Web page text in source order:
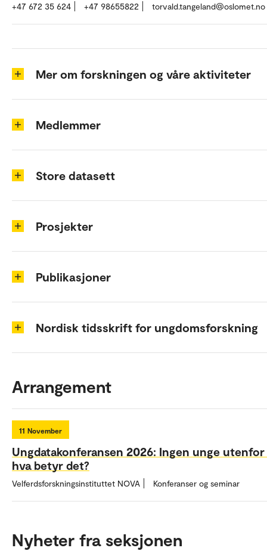
+47 672 35 624 +47 98655822 torvald.tangeland@oslomet.no
Mer om forskningen og våre aktiviteter
Medlemmer
Store datasett
Prosjekter
Publikasjoner
Nordisk tidsskrift for ungdomsforskning
Arrangement
11 November
Ungdatakonferansen 2026: Ingen unge utenfor
hva betyr det?
Velferdsforskningsinstituttet NOVA Konferanser og seminar
Nyheter fra seksjonen